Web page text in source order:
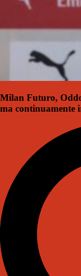
Milan Futuro,
ma continuamente